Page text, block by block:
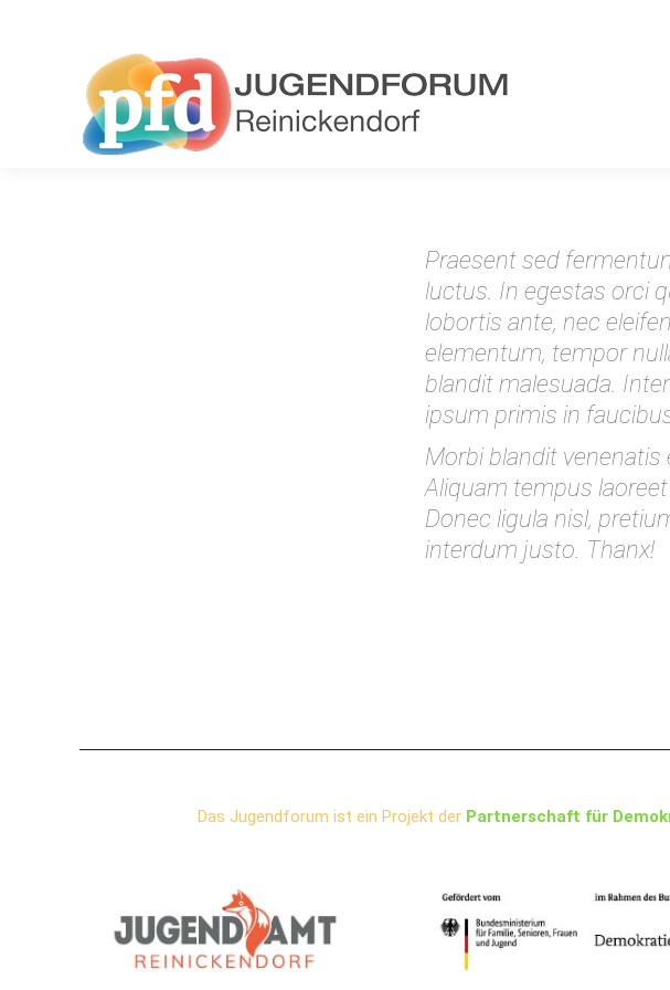
Praesent sed
luctus. In egestas orci
lobortis ante, nec
elementum, tempor
blandit malesuada.
ipsum primis in
Morbi blandit
Aliquam tempus
Donec ligula nisl,
interdum justo. Thanx!
Das Jugendforum ist ein Projekt der Partnerschaft für